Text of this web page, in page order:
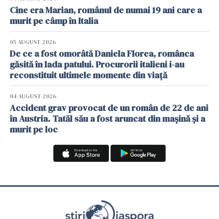
Cine era Marian, românul de numai 19 ani care a
murit pe câmp în Italia
05 AUGUST 2026
De ce a fost omorâtă Daniela Florea, românca
găsită în lada patului. Procurorii italieni i-au
reconstituit ultimele momente din viață
04 AUGUST 2026
Accident grav provocat de un român de 22 de ani
în Austria. Tatăl său a fost aruncat din mașină și a
murit pe loc